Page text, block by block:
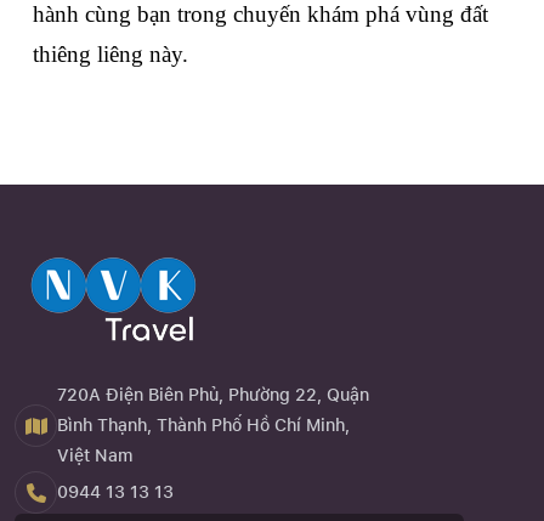
hành cùng bạn trong chuyến khám phá vùng đất
thiêng liêng này.
720A Điện Biên Phủ, Phường 22, Quận
Bình Thạnh, Thành Phố Hồ Chí Minh,
Việt Nam
0944 13 13 13